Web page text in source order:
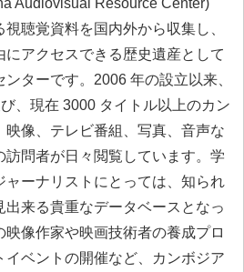
Audiovisual Resource Center)
聴覚資料を国内外から収集し、
アクセスできる歴史遺産として
ターです。2006 年の設立以来、
、現在 3000 タイトル以上のカン
像、テレビ番組、写真、音声な
訪問者が日々閲覧しています。学
ャーナリストにとっては、知られ
出来る貴重なデータベースとなっ
像作家や映画技術者の養成プロ
イベントの開催など、カンボジア